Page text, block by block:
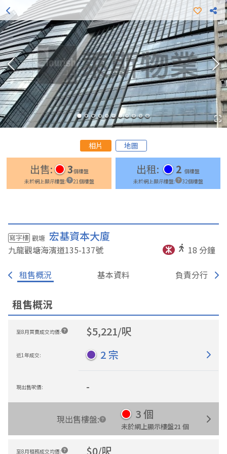
更多出租樓盤 更多出售樓盤
相片 地圖
出售: 3個樓盤
未於網上顯示樓盤: 21個樓盤
出租: 2 個樓盤
未於網上顯示樓盤: 32個樓盤
寫字樓 觀塘 宏基資本大廈
九龍觀塘海濱道135-137號 18 分鐘
租售概況 基本資料 負責分行
租售概況
至8月買賣成交均價: $5,221/呎
近1年成交: 2 宗
現出售呎價: -
現出售樓盤: 3個
未於網上顯示樓盤21 個
至8月租務成交均價: $0/呎